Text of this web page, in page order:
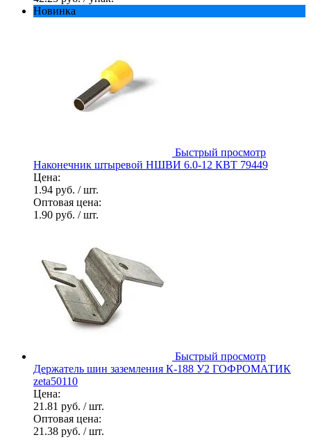
Новинка
Быстрый просмотр
Наконечник штыревой НШВИ 6.0-12 КВТ 79449
Цена:
1.94 руб. / шт.
Оптовая цена:
1.90 руб. / шт.
Быстрый просмотр
Держатель шин заземления К-188 У2 ГОФРОМАТИК
zeta50110
Цена:
21.81 руб. / шт.
Оптовая цена:
21.38 руб. / шт.